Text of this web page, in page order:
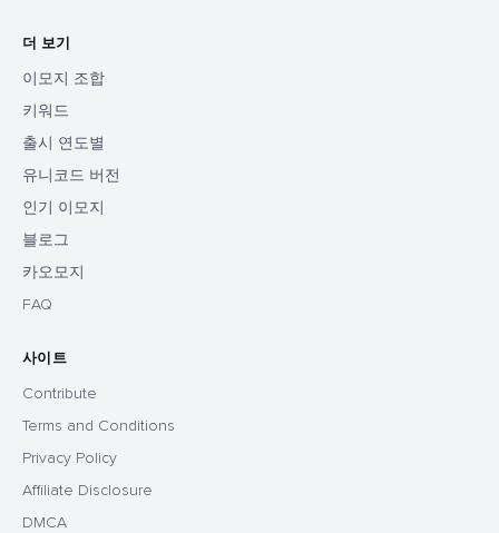
더 보기
이모지 조합
키워드
출시 연도별
유니코드 버전
인기 이모지
블로그
카오모지
FAQ
사이트
Contribute
Terms and Conditions
Privacy Policy
Affiliate Disclosure
DMCA